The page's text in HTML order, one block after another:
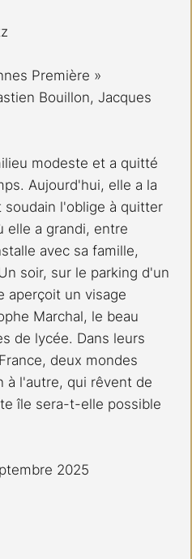
Première »
Bouillon, Jacques
modeste et a quitté
Aujourd'hui, elle a la
soudain l'oblige à quitter
elle a grandi, entre
avec sa famille,
soir, sur le parking d'un
aperçoit un visage
Marchal, le beau
de lycée. Dans leurs
deux mondes
à l'autre, qui rêvent de
île sera-t-elle possible
2025